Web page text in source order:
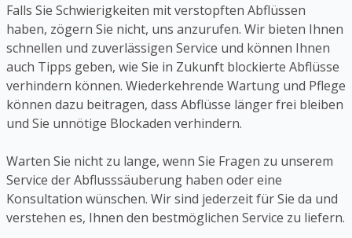
Falls Sie Schwierigkeiten mit verstopften Abflüssen
haben, zögern Sie nicht, uns anzurufen. Wir bieten Ihnen
schnellen und zuverlässigen Service und können Ihnen
auch Tipps geben, wie Sie in Zukunft blockierte Abflüsse
verhindern können. Wiederkehrende Wartung und Pflege
können dazu beitragen, dass Abflüsse länger frei bleiben
und Sie unnötige Blockaden verhindern.
Warten Sie nicht zu lange, wenn Sie Fragen zu unserem
Service der Abflusssäuberung haben oder eine
Konsultation wünschen. Wir sind jederzeit für Sie da und
verstehen es, Ihnen den bestmöglichen Service zu liefern.